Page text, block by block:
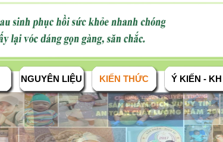
NGUYÊN LIỆU KIẾN THỨC Ý KIẾN - KH